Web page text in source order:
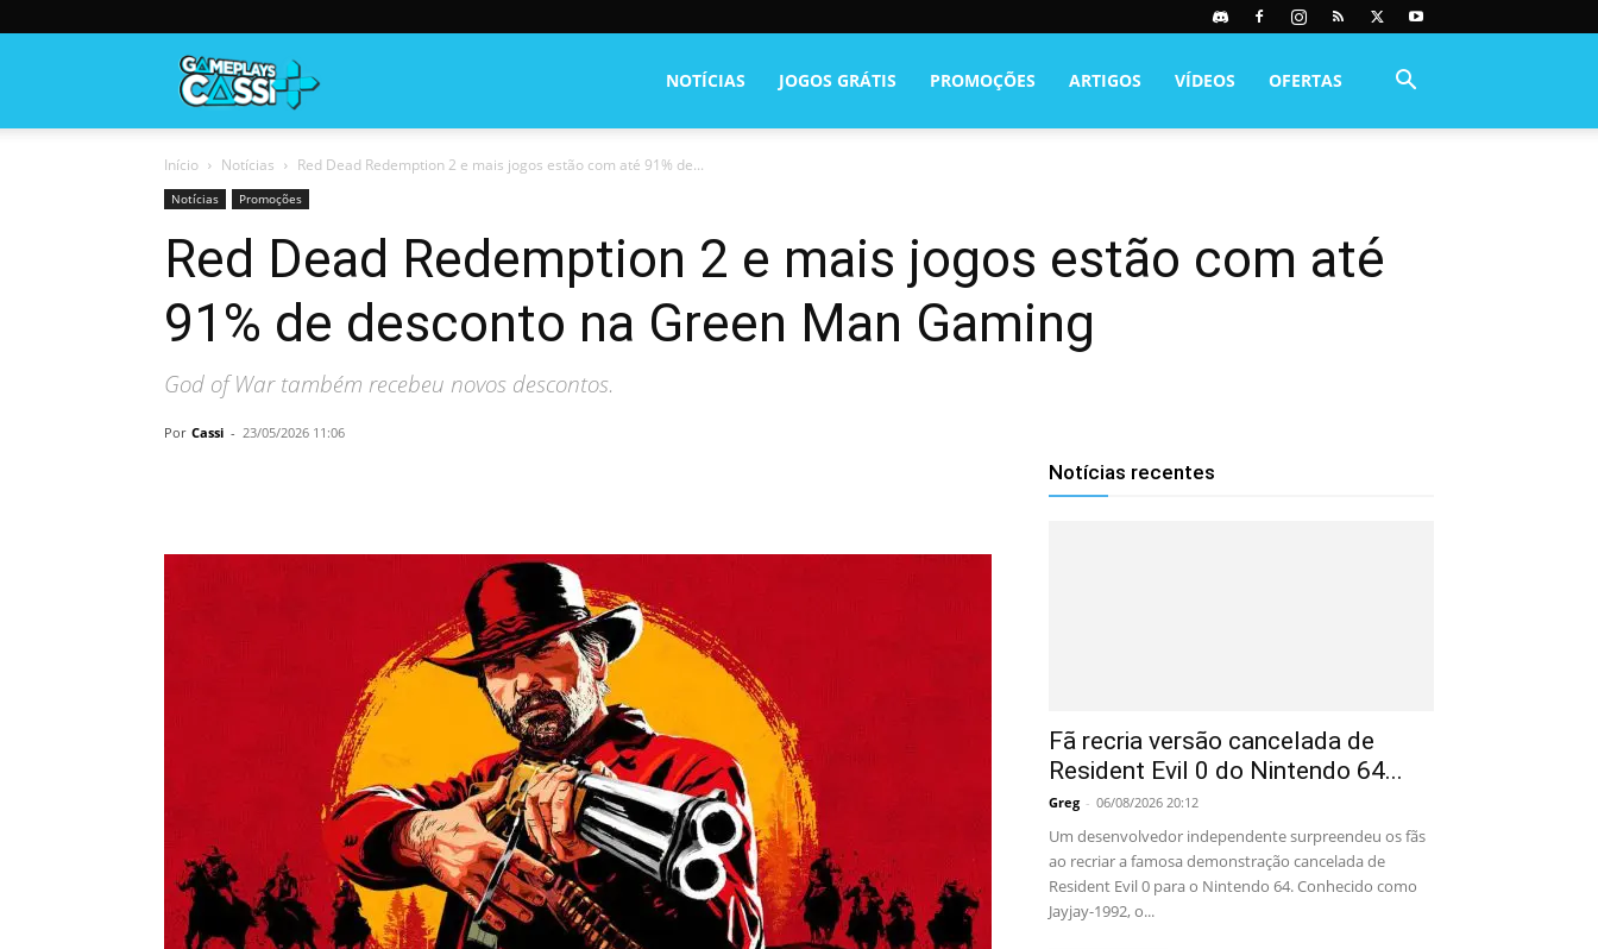
NOTÍCIAS JOGOS GRÁTIS PROMOÇÕES ARTIGOS VÍDEOS OFERTAS
Início Notícias Red Dead Redemption 2 e mais jogos estão com até 91% de...
Notícias Promoções
Red Dead Redemption 2 e mais jogos estão com até
91% de desconto na Green Man Gaming
God of War também recebeu novos descontos.
Por Cassi - 23/05/2026 11:06
Notícias recentes
Fã recria versão cancelada de
Resident Evil 0 do Nintendo 64...
Greg - 06/08/2026 20:12
Um desenvolvedor independente surpreendeu os fãs
ao recriar a famosa demonstração cancelada de
Resident Evil 0 para o Nintendo 64. Conhecido como
Jayjay-1992, o...